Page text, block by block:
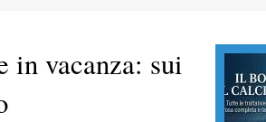
in vacanza: sui